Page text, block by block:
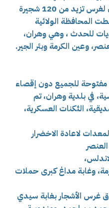
وعلى غرار الولايات تستعد وهران لغرس تزيد من 120 شجيرة
المحافظة الولائية
مخططها في تجنيد 7 بلديات للحدث ، وهي وهران،
وعين الكرمة وبئر الجير.
للجميع دون إقصاء
نقطة رئيسية، في بلدية وهران، تم
الثكنات العسكرية،
لاعادة الاخضرار
وغابة مداغ كبرى حملات
غرس الأشجار بغابة سيدي